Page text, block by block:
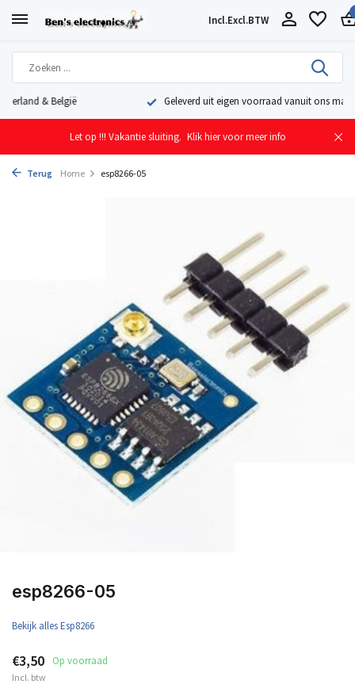
Incl.Excl.BTW
Geleverd uit eigen voorraad vanuit ons magazijn in Nederland
Let op !!! Vakantie sluiting. Klik hier voor meer info
Terug Home esp8266-05
esp8266-05
Bekijk alles Esp8266
€3,50 Op voorraad
Incl. btw